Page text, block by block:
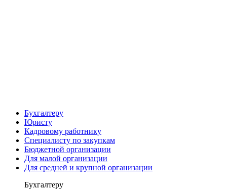
Бухгалтеру
Юристу
Кадровому работнику
Специалисту по закупкам
Бюджетной организации
Для малой организации
Для средней и крупной организации
Бухгалтеру